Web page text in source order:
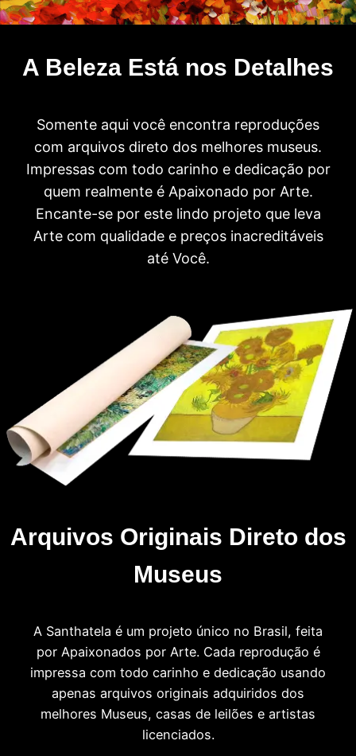
A Beleza Está nos Detalhes
Somente aqui você encontra reproduções
com arquivos direto dos melhores museus.
Impressas com todo carinho e dedicação por
quem realmente é Apaixonado por Arte.
Encante-se por este lindo projeto que leva
Arte com qualidade e preços inacreditáveis
até Você.
Arquivos Originais Direto dos
Museus
A Santhatela é um projeto único no Brasil, feita
por Apaixonados por Arte. Cada reprodução é
impressa com todo carinho e dedicação usando
apenas arquivos originais adquiridos dos
melhores Museus, casas de leilões e artistas
licenciados.